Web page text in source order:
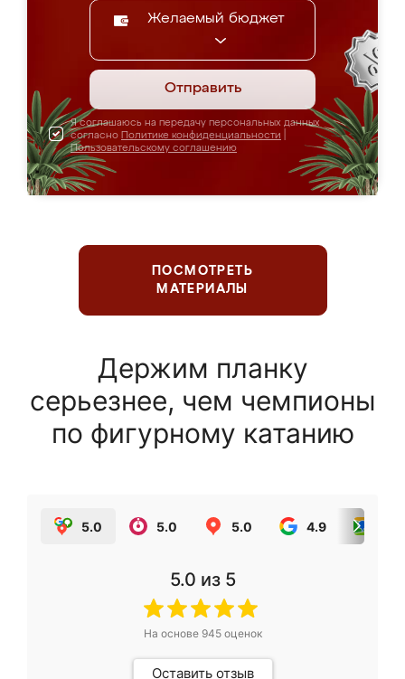
Желаемый бюджет
Отправить
Я соглашаюсь на передачу персональных данных
согласно Политике конфиденциальности
Пользовательскому соглашению
ПОСМОТРЕТЬ
МАТЕРИАЛЫ
Держим планку
серьезнее, чем чемпионы
по фигурному катанию
5.0 5.0 5.0 4.9
5.0 из 5
На основе 945оценок
Оставить отзыв